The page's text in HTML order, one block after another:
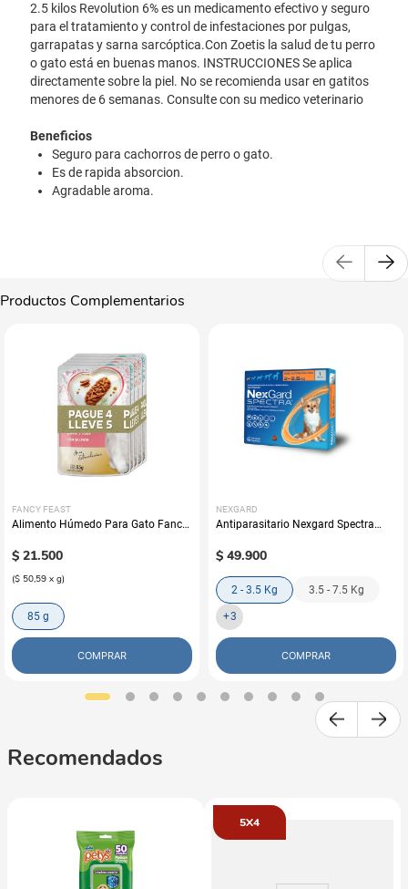
2.5 kilos Revolution 6% es un medicamento efectivo y seguro
para el tratamiento y control de infestaciones por pulgas,
garrapatas y sarna sarcóptica.Con Zoetis la salud de tu perro
o gato está en buenas manos. INSTRUCCIONES Se aplica
directamente sobre la piel. No se recomienda usar en gatitos
menores de 6 semanas. Consulte con su medico veterinario
Beneficios
Seguro para cachorros de perro o gato.
Es de rapida absorcion.
Agradable aroma.
Productos Complementarios
FANCY FEAST
Alimento Húmedo Para Gato Fancy
Lleve 5
$ 21.500
($ 50,59 x g)
85 g
COMPRAR
NEXGARD
Antiparasitario Nexgard Spectra
$ 49.900
2 - 3.5 Kg 3.5 - 7.5 Kg
+3
COMPRAR
Recomendados
5X4